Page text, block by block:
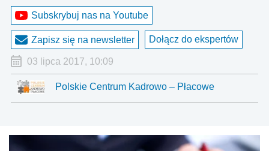
Subskrybuj nas na Youtube
Zapisz się na newsletter Dołącz do ekspertów
03 lipca 2017, 10:09
Polskie Centrum Kadrowo – Płacowe